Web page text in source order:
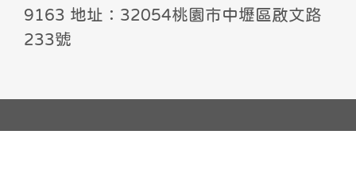
9163 地址：32054桃園市中壢區啟文路
233號